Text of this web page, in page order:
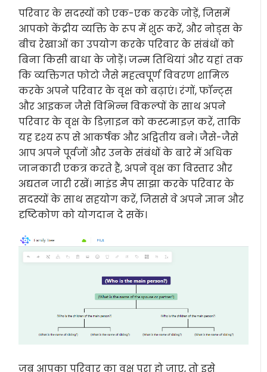
परिवार के सदस्यों को एक-एक करके जोड़ें, जिसमें
आपको केंद्रीय व्यक्ति के रूप में शुरू करें, और नोड्स के
बीच रेखाओं का उपयोग करके परिवार के संबंधों को
बिना किसी बाधा के जोड़ें। जन्म तिथियां और यहां तक
कि व्यक्तिगत फोटो जैसे महत्वपूर्ण विवरण शामिल
करके अपने परिवार के वृक्ष को बढ़ाएं। रंगों, फॉन्ट्स
और आइकन जैसे विभिन्न विकल्पों के साथ अपने
परिवार के वृक्ष के डिज़ाइन को कस्टमाइज़ करें, ताकि
यह दृश्य रूप से आकर्षक और अद्वितीय बने। जैसे-जैसे
आप अपने पूर्वजों और उनके संबंधों के बारे में अधिक
जानकारी एकत्र करते हैं, अपने वृक्ष का विस्तार और
अद्यतन जारी रखें। माइंड मैप साझा करके परिवार के
सदस्यों के साथ सहयोग करें, जिससे वे अपने ज्ञान और
दृष्टिकोण को योगदान दे सकें।
जब आपका परिवार का वृक्ष पूरा हो जाए, तो इसे